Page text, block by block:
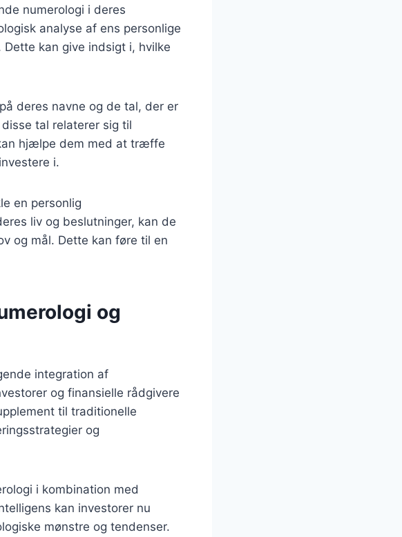
numerologi i deres
analyse af ens personlige
kan give indsigt i, hvilke
deres navne og de tal, der er
tal relaterer sig til
hjælpe dem med at træffe
i.
en personlig
liv og beslutninger, kan de
og mål. Dette kan føre til en
og
integration af
og finansielle rådgivere
til traditionelle
og
i kombination med
kan investorer nu
mønstre og tendenser.